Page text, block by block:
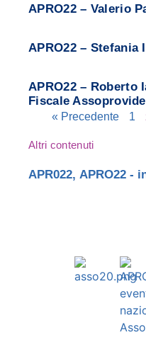
APRO22 – Valerio
APRO22 – Stefania
APRO22 – Roberto
Fiscale
« Precedente 1
Altri contenuti
APR022, APRO22 -